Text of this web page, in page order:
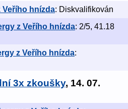
Veřího hnízda: Diskvalifikován
z Veřího hnízda: 2/5, 41.18
z Veřího hnízda:
3x zkoušky, 14. 07.